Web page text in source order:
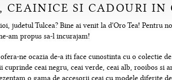
CEAINICE SI CADOURI IN
judetul Tulcea? Bine ai venit la d'Oro Tea! Pentru
am propus sa-l incurajam!
ne ocazia de-a iti face cunostinta cu o colectie
ceai negru, ceai verde, ceai alb, rooibos si
o gama de accesorii ceai cu modele diferite